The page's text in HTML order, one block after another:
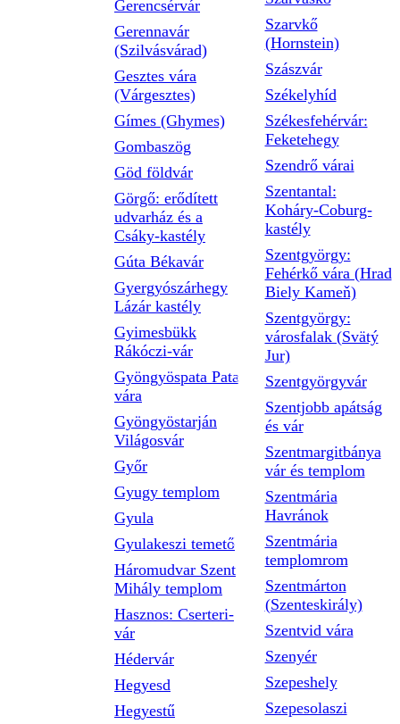
Gerencsérvár
Gerennavár
(Szilvásvárad)
Gesztes vára
(Várgesztes)
Gímes (Ghymes)
Gombaszög
Göd földvár
Görgő: erődített
udvarház és a
Csáky-kastély
Gúta Békavár
Gyergyószárhegy
Lázár kastély
Gyimesbükk
Rákóczi-vár
Gyöngyöspata Pata
vára
Gyöngyöstarján
Világosvár
Győr
Gyugy templom
Gyula
Gyulakeszi temető
Háromudvar Szent
Mihály templom
Hasznos: Cserteri-
vár
Hédervár
Hegyesd
Hegyestű
Szarvkő
(Hornstein)
Szászvár
Székelyhíd
Székesfehérvár:
Feketehegy
Szendrő várai
Szentantal:
Koháry-Coburg-
kastély
Szentgyörgy:
Fehérkő vára (Hrad
Biely Kameň)
Szentgyörgy:
városfalak (Svätý
Jur)
Szentgyörgyvár
Szentjobb apátság
és vár
Szentmargitbánya
vár és templom
Szentmária
Havránok
Szentmária
templomrom
Szentmárton
(Szenteskirály)
Szentvid vára
Szenyér
Szepeshely
Szepesolaszi